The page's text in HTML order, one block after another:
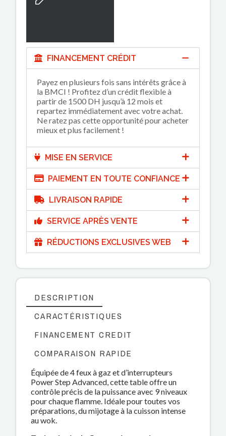
FINANCEMENT CRÉDIT
Payez en plusieurs fois sans intérêts grâce à
la BMCI ! Profitez d’un crédit flexible à
partir de 1500 DH jusqu’à 12 mois et
repartez immédiatement avec votre achat.
Ne ratez pas cette opportunité pour acheter
mieux et plus facilement !
MISE EN SERVICE
PAIEMENT EN TOUTE CONFIANCE
LIVRAISON RAPIDE
SERVICE APRÈS VENTE
RÉDUCTIONS EXCLUSIVES WEB
DESCRIPTION
CARACTÉRISTIQUES
FINANCEMENT CREDIT
COMPARAISON RAPIDE
Équipée de 4 feux à gaz et d’interrupteurs
Power Step Advanced, cette table offre un
contrôle précis de la puissance avec 9 niveaux
pour chaque flamme. Idéale pour toutes vos
préparations, du mijotage à la cuisson intense
au wok.